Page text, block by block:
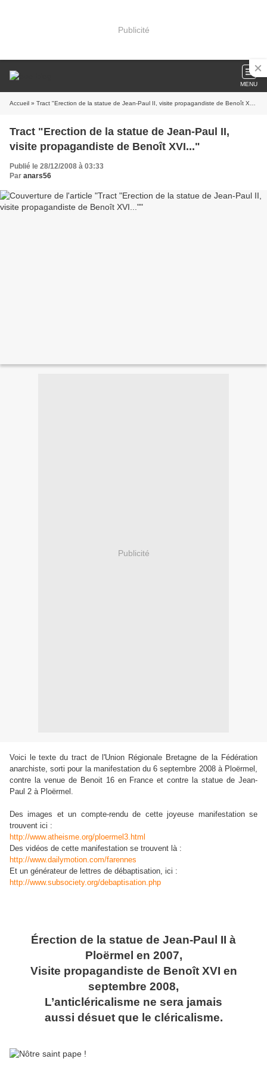
Publicité
MENU
Accueil » Tract "Erection de la statue de Jean-Paul II, visite propagandiste de Benoît XVI..."
Tract "Erection de la statue de Jean-Paul II,
visite propagandiste de Benoît XVI..."
Publié le 28/12/2008 à 03:33
Par anars56
Publicité
Voici le texte du tract de l'Union Régionale Bretagne de la Fédération
anarchiste, sorti pour la manifestation du 6 septembre 2008 à Ploërmel,
contre la venue de Benoit 16 en France et contre la statue de Jean-
Paul 2 à Ploërmel.
Des images et un compte-rendu de cette joyeuse manifestation se
trouvent ici :
http://www.atheisme.org/ploermel3.html
Des vidéos de cette manifestation se trouvent là :
http://www.dailymotion.com/farennes
Et un générateur de lettres de débaptisation, ici :
http://www.subsociety.org/debaptisation.php
Érection de la statue de Jean-Paul II à
Ploërmel en 2007,
Visite propagandiste de Benoît XVI en
septembre 2008,
L’anticléricalisme ne sera jamais
aussi désuet que le cléricalisme.